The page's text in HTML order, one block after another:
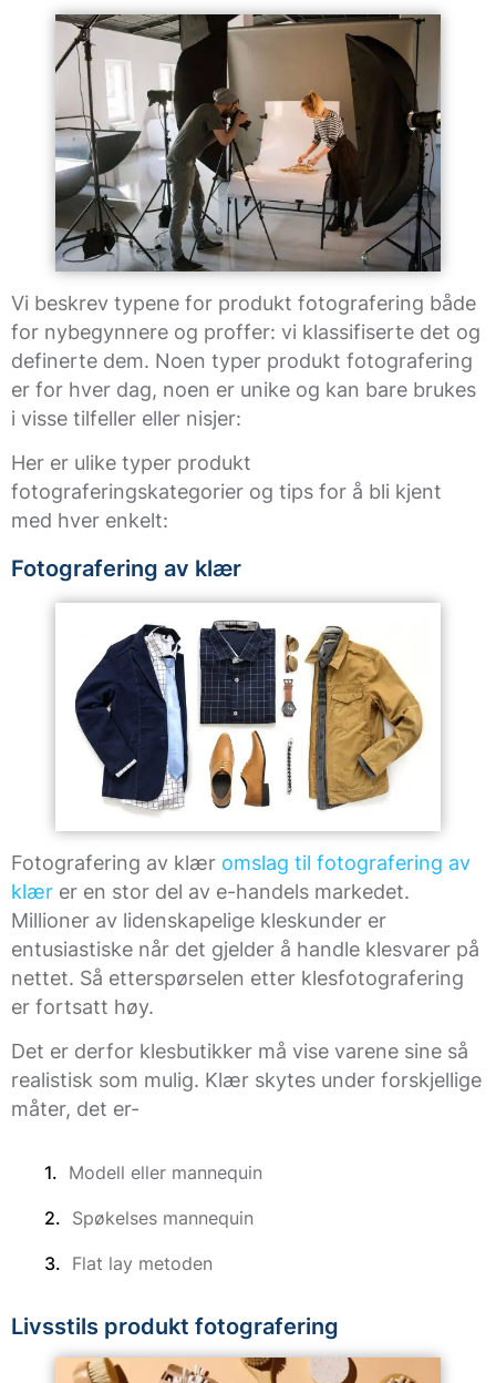
Vi beskrev typene for produkt fotografering både
for nybegynnere og proffer: vi klassifiserte det og
definerte dem. Noen typer produkt fotografering
er for hver dag, noen er unike og kan bare brukes
i visse tilfeller eller nisjer:
Her er ulike typer produkt
fotograferingskategorier og tips for å bli kjent
med hver enkelt:
Fotografering av klær
Fotografering av klær omslag til fotografering av
klær er en stor del av e-handels markedet.
Millioner av lidenskapelige kleskunder er
entusiastiske når det gjelder å handle klesvarer på
nettet. Så etterspørselen etter klesfotografering
er fortsatt høy.
Det er derfor klesbutikker må vise varene sine så
realistisk som mulig. Klær skytes under forskjellige
måter, det er-
Modell eller mannequin
Spøkelses mannequin
Flat lay metoden
Livsstils produkt fotografering